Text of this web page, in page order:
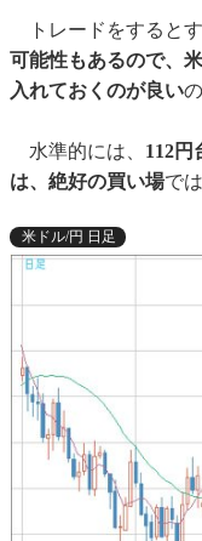
トレードをするとす
可能性もあるので、
入れておくのが良い
水準的には、 112円
は、絶好の買い場で
米ドル/円 日足